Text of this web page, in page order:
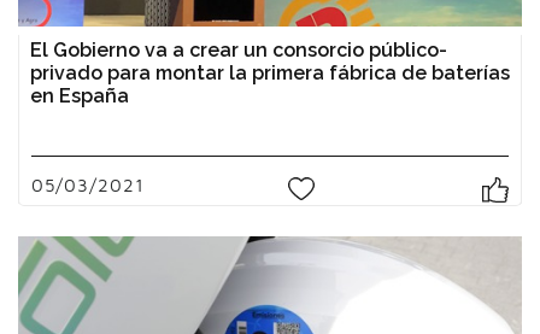
El Gobierno va a crear un consorcio público-
privado para montar la primera fábrica de baterías
en España
05/03/2021